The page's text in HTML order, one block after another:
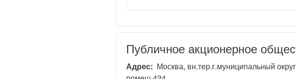
Публичное акционерное
Адрес: Москва, вн.тер.г.муниципальный